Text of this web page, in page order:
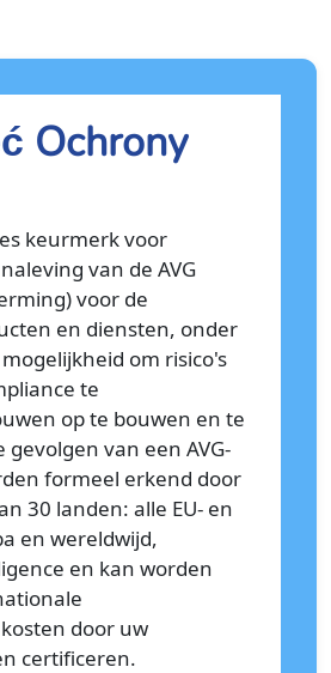
Ochrony
keurmerk voor
van de AVG
voor de
en diensten, onder
om risico's
te
op te bouwen en te
van een AVG-
formeel erkend door
30 landen: alle EU- en
en wereldwijd,
en kan worden
door uw
certificeren.